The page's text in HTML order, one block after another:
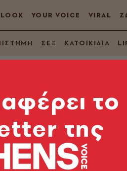
LOOK YOUR VOICE VIRAL
ΣΕΞ ΚΑΤΟΙΚΙΔΙΑ
να
το
της